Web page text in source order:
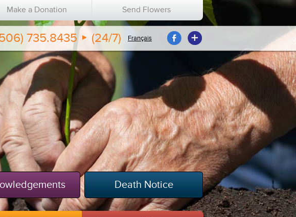
Make a Donation Send Flowers
735.8435 (24/7) Français
Death Notice